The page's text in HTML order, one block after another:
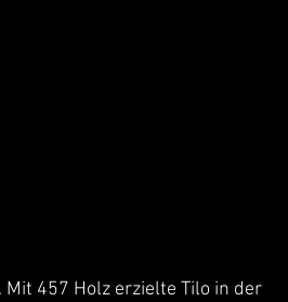
457 Holz erzielte Tilo in der